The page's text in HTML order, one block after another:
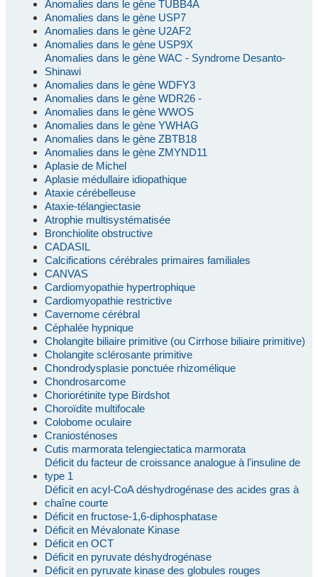
Anomalies dans le gène TUBB4A
Anomalies dans le gène USP7
Anomalies dans le gène U2AF2
Anomalies dans le gène USP9X
Anomalies dans le gène WAC - Syndrome Desanto-
Shinawi
Anomalies dans le gène WDFY3
Anomalies dans le gène WDR26 -
Anomalies dans le gène WWOS
Anomalies dans le gène YWHAG
Anomalies dans le gène ZBTB18
Anomalies dans le gène ZMYND11
Aplasie de Michel
Aplasie médullaire idiopathique
Ataxie cérébelleuse
Ataxie-télangiectasie
Atrophie multisystématisée
Bronchiolite obstructive
CADASIL
Calcifications cérébrales primaires familiales
CANVAS
Cardiomyopathie hypertrophique
Cardiomyopathie restrictive
Cavernome cérébral
Céphalée hypnique
Cholangite biliaire primitive (ou Cirrhose biliaire primitive)
Cholangite sclérosante primitive
Chondrodysplasie ponctuée rhizomélique
Chondrosarcome
Choriorétinite type Birdshot
Choroïdite multifocale
Colobome oculaire
Craniosténoses
Cutis marmorata telengiectatica marmorata
Déficit du facteur de croissance analogue à l'insuline de
type 1
Déficit en acyl-CoA déshydrogénase des acides gras à
chaîne courte
Déficit en fructose-1,6-diphosphatase
Déficit en Mévalonate Kinase
Déficit en OCT
Déficit en pyruvate déshydrogénase
Déficit en pyruvate kinase des globules rouges